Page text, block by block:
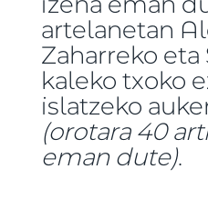
artelanetan
Zaharreko eta
kaleko txoko
islatzeko
(orotara 40
eman dute).